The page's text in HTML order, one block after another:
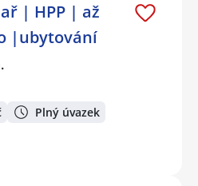
| HPP | až
|ubytování
Plný úvazek